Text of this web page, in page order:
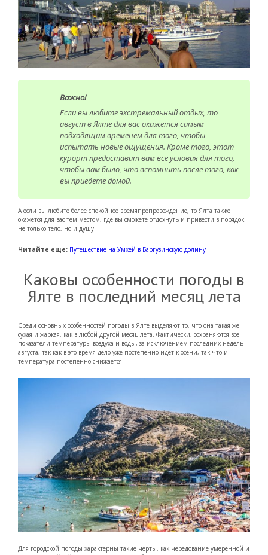
Важно!
Если вы любите экстремальный отдых, то
август в Ялте для вас окажется самым
подходящим временем для того, чтобы
испытать новые ощущения. Кроме того, этот
курорт предоставит вам все условия для того,
чтобы вам было, что вспомнить после того, как
вы приедете домой.
А если вы любите более спокойное времяпрепровождение, то Ялта также
окажется для вас тем местом, где вы сможете отдохнуть и привести в порядок
не только тело, но и душу.
Читайте еще: Путешествие на Умхей в Баргузинскую долину
Каковы особенности погоды в
Ялте в последний месяц лета
Среди основных особенностей погоды в Ялте выделяют то, что она такая же
сухая и жаркая, как в любой другой месяц лета. Фактически, сохраняются все
показатели температуры воздуха и воды, за исключением последних недель
августа, так как в это время дело уже постепенно идет к осени, так что и
температура постепенно снижается.
Для городской погоды характерны такие черты, как чередование умеренной и